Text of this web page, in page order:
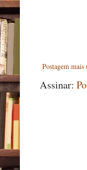
Postagem mais
Assinar: